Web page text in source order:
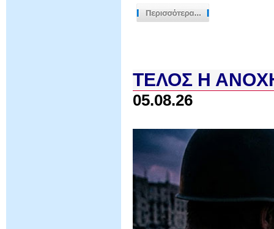
ΤΕΛΟΣ Η
05.08.26